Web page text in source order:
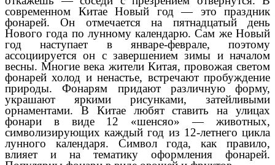
современном Китае Новый год — это праздник
фонарей. Он отмечается на пятнадцатый день
Нового года по лунному календарю. Сам же Новый
год наступает в январе-феврале, поэтому
ассоциируется он с завершением зимы и началом
весны. Многие века жители Китая, провожая светом
фонарей холод и ненастье, встречают пробуждение
природы. Фонарям придают различную форму,
украшают яркими рисунками, затейливыми
орнаментами. В Китае любят ставить на улицах
фонари в виде 12 «шенсяо» — животных,
символизирующих каждый год из 12-летнего цикла
лунного календаря. Символ года, как правило,
влияет и на тематику оформления фонарей.